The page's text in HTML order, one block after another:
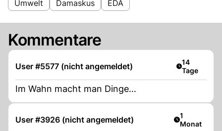
Umwelt Damaskus EDA
Kommentare
User #5577 (nicht angemeldet) Artikel
14
Tage
Im Wahn macht man Dinge…
User #3926 (nicht angemeldet) Artikel
1
Monat